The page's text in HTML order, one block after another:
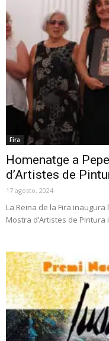
Fira
Homenatge a
d’Artistes de
17 agosto, 2024
La Reina de la Fira inaugura
Mostra d’Artistes de Pintura